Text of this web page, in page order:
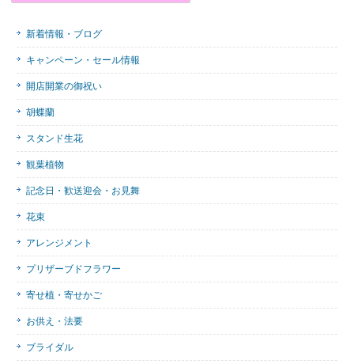
新着情報・ブログ
キャンペーン・セール情報
開店開業の御祝い
胡蝶蘭
スタンド生花
観葉植物
記念日・歓送迎会・お見舞
花束
アレンジメント
プリザーブドフラワー
寄せ植・寄せかご
お供え・法要
ブライダル